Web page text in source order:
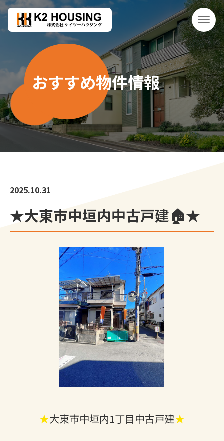
おすすめ物件情報
2025.10.31
★大東市中垣内中古戸建🏠★
★大東市中垣内1丁目中古戸建★